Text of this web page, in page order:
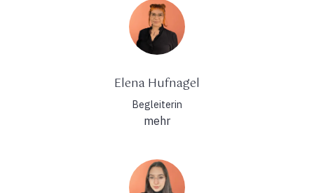
Elena Hufnagel
Begleiterin
mehr